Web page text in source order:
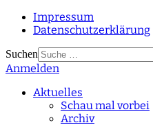
Impressum
Datenschutzerklärung
Suchen
Type 2 or more
Anmelden
Aktuelles
Schau mal vorbei
Archiv